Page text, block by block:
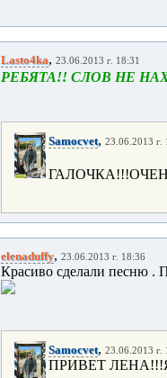
Lasto4ka, 23.06.2013 г. 18:31
РЕБЯТА!! СЛОВ НЕ
Samocvet, 23.06.2013 г.
elenaduffy, 23.06.2013 г. 18:36
Красиво сделали песню .
Samocvet, 23.06.2013 г.
ПРИВЕТ ЛЕНА!!!Я